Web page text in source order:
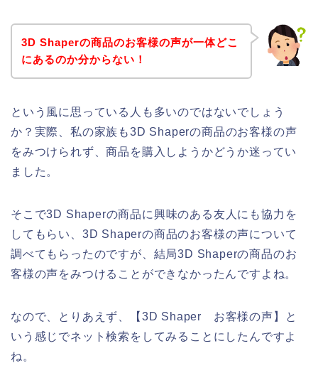
3D Shaperの商品のお客様の声が一体どこ
にあるのか分からない！
という風に思っている人も多いのではないでしょう
か？実際、私の家族も3D Shaperの商品のお客様の声
をみつけられず、商品を購入しようかどうか迷ってい
ました。
そこで3D Shaperの商品に興味のある友人にも協力を
してもらい、3D Shaperの商品のお客様の声について
調べてもらったのですが、結局3D Shaperの商品のお
客様の声をみつけることができなかったんですよね。
なので、とりあえず、【3D Shaper お客様の声】と
いう感じでネット検索をしてみることにしたんですよ
ね。